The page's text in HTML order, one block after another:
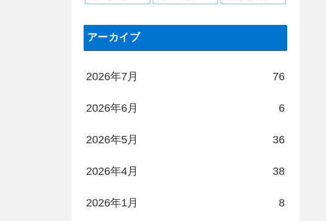
アーカイブ
2026年7月 76
2026年6月 6
2026年5月 36
2026年4月 38
2026年1月 8